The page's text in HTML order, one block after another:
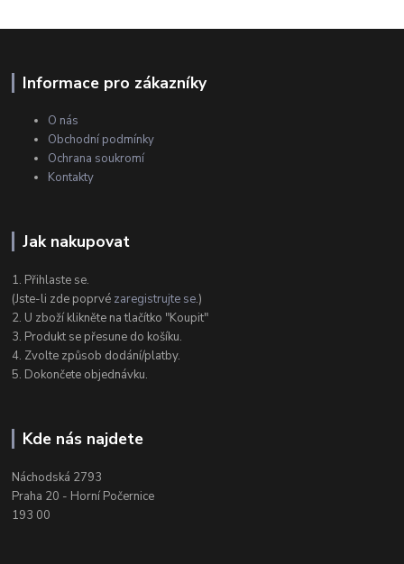
Informace pro zákazníky
O nás
Obchodní podmínky
Ochrana soukromí
Kontakty
Jak nakupovat
1. Přihlaste se.
(Jste-li zde poprvé zaregistrujte se.)
2. U zboží klikněte na tlačítko "Koupit"
3. Produkt se přesune do košíku.
4. Zvolte způsob dodání/platby.
5. Dokončete objednávku.
Kde nás najdete
Náchodská 2793
Praha 20 - Horní Počernice
193 00